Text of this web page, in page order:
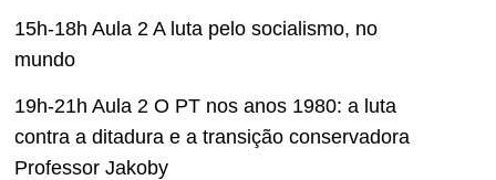
15h-18h Aula 2 A luta pelo socialismo, no
mundo
19h-21h Aula 2 O PT nos anos 1980: a luta
contra a ditadura e a transição conservadora
Professor Jakoby